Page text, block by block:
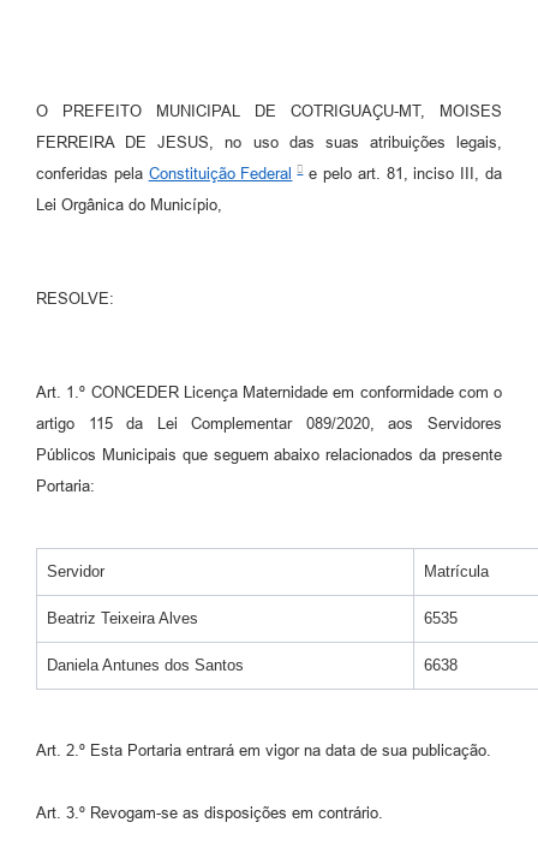
Serviços Online
Enquete
Agenda
Diário Oficial
Contato
O PREFEITO MUNICIPAL DE COTRIGUAÇU-MT, MOISES
FERREIRA DE JESUS, no uso das suas atribuições legais,
conferidas pela Constituição Federal
e pelo art. 81, inciso III, da
Lei Orgânica do Município,
RESOLVE:
Art. 1.º CONCEDER Licença Maternidade em conformidade com o
artigo 115 da Lei Complementar 089/2020, aos Servidores
Públicos Municipais que seguem abaixo relacionados da presente
Portaria:
Servidor Matrícula
Beatriz Teixeira Alves 6535
Daniela Antunes dos Santos 6638
Art. 2.º Esta Portaria entrará em vigor na data de sua publicação.
Art. 3.º Revogam-se as disposições em contrário.